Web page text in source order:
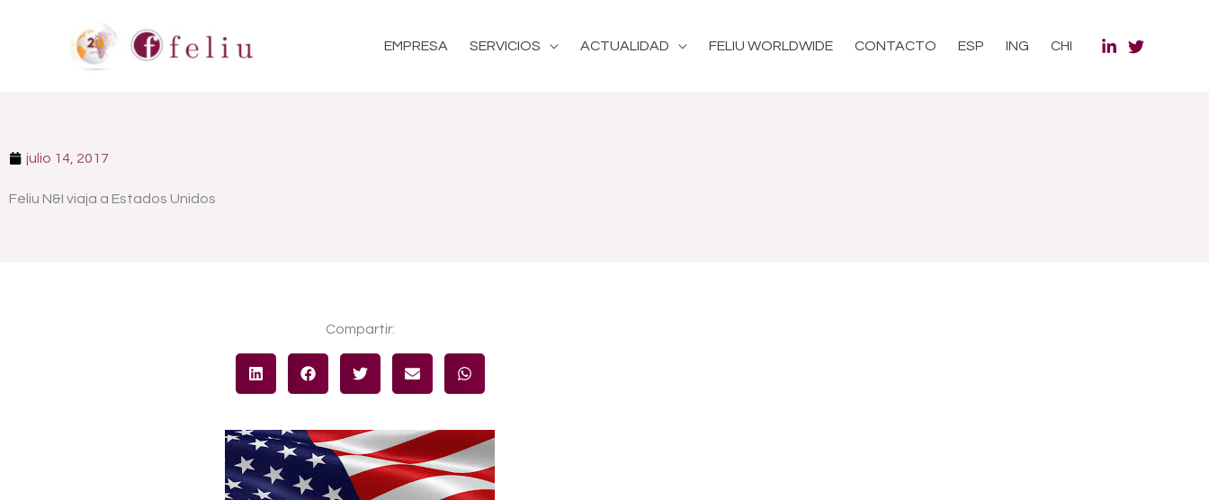
EMPRESA SERVICIOS ACTUALIDAD FELIU WORLDWIDE CONTACTO ESP ING CHI
julio 14, 2017
Feliu N&I viaja a Estados Unidos
Compartir: